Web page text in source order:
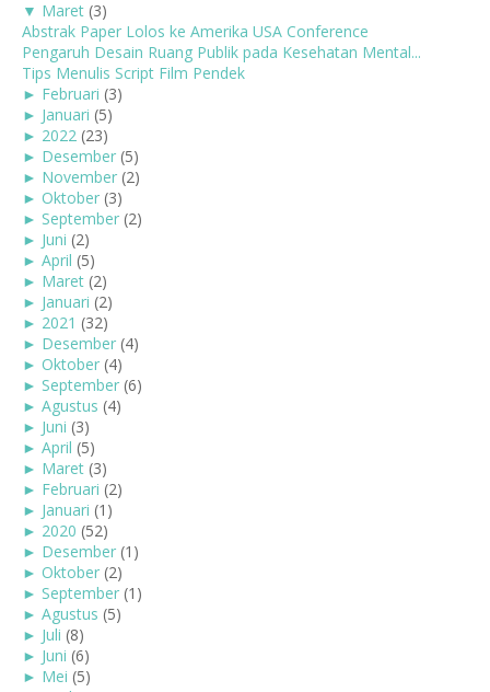
▼ Maret (3)
Abstrak Paper Lolos ke Amerika USA Conference
Pengaruh Desain Ruang Publik pada Kesehatan Mental...
Tips Menulis Script Film Pendek
► Februari (3)
► Januari (5)
► 2022 (23)
► Desember (5)
► November (2)
► Oktober (3)
► September (2)
► Juni (2)
► April (5)
► Maret (2)
► Januari (2)
► 2021 (32)
► Desember (4)
► Oktober (4)
► September (6)
► Agustus (4)
► Juni (3)
► April (5)
► Maret (3)
► Februari (2)
► Januari (1)
► 2020 (52)
► Desember (1)
► Oktober (2)
► September (1)
► Agustus (5)
► Juli (8)
► Juni (6)
► Mei (5)